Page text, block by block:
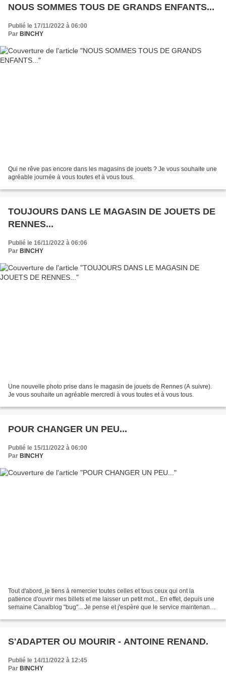
NOUS SOMMES TOUS DE GRANDS ENFANTS...
Publié le 17/11/2022 à 06:00
Par BINCHY
Qui ne rêve pas encore dans les magasins de jouets ? Je vous souhaite une
agréable journée à vous toutes et à vous tous.
TOUJOURS DANS LE MAGASIN DE JOUETS DE
RENNES...
Publié le 16/11/2022 à 06:06
Par BINCHY
Une nouvelle photo prise dans le magasin de jouets de Rennes (A suivre).
Je vous souhaite un agréable mercredi à vous toutes et à vous tous.
POUR CHANGER UN PEU...
Publié le 15/11/2022 à 06:00
Par BINCHY
Tout d'abord, je tiens à remercier toutes celles et tous ceux qui ont la
patience d'ouvrir mes billets et me laisser un petit mot... En effet, depuis une
semaine Canalblog "bug"... Je pense et j'espère que le service maintenance
S'ADAPTER OU MOURIR - ANTOINE RENAND.
Publié le 14/11/2022 à 12:45
Par BINCHY